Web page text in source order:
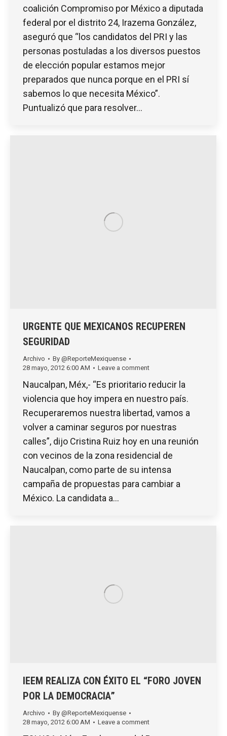
coalición Compromiso por México a diputada
federal por el distrito 24, Irazema González,
aseguró que “los candidatos del PRI y las
personas postuladas a los diversos puestos
de elección popular estamos mejor
preparados que nunca porque en el PRI sí
sabemos lo que necesita México”.
Puntualizó que para resolver…
URGENTE QUE MEXICANOS RECUPEREN
SEGURIDAD
Archivo By @ReporteMexiquense
28 mayo, 2012 6:00 AM
Leave a comment
Naucalpan, Méx,- “Es prioritario reducir la
violencia que hoy impera en nuestro país.
Recuperaremos nuestra libertad, vamos a
volver a caminar seguros por nuestras
calles”, dijo Cristina Ruiz hoy en una reunión
con vecinos de la zona residencial de
Naucalpan, como parte de su intensa
campaña de propuestas para cambiar a
México. La candidata a…
IEEM REALIZA CON ÉXITO EL “FORO JOVEN
POR LA DEMOCRACIA”
Archivo By @ReporteMexiquense
28 mayo, 2012 6:00 AM
Leave a comment